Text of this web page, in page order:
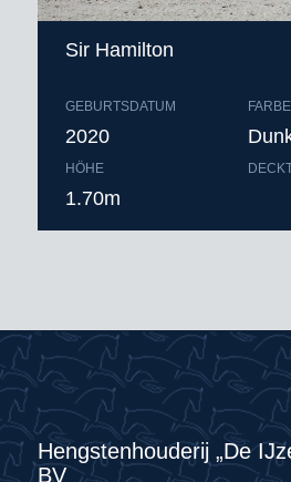
Sir Hamilton
GEBURTSDATUM
2020
HÖHE
1.70m
FARBE
Hengstenhouderij „De
BV